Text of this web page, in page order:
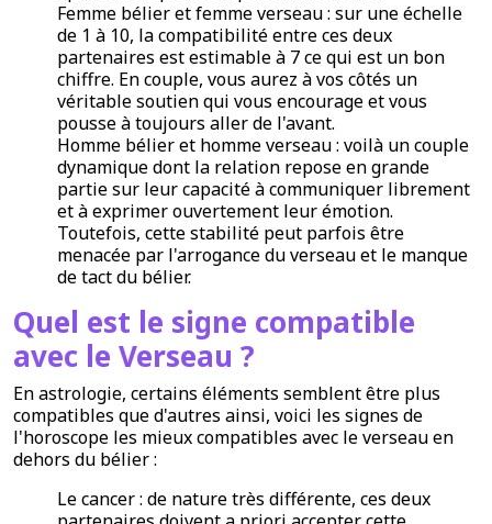
Femme bélier et femme verseau : sur une échelle
de 1 à 10, la compatibilité entre ces deux
partenaires est estimable à 7 ce qui est un bon
chiffre. En couple, vous aurez à vos côtés un
véritable soutien qui vous encourage et vous
pousse à toujours aller de l'avant.
Homme bélier et homme verseau : voilà un couple
dynamique dont la relation repose en grande
partie sur leur capacité à communiquer librement
et à exprimer ouvertement leur émotion.
Toutefois, cette stabilité peut parfois être
menacée par l'arrogance du verseau et le manque
de tact du bélier.
Quel est le signe compatible
avec le Verseau ?
En astrologie, certains éléments semblent être plus
compatibles que d'autres ainsi, voici les signes de
l'horoscope les mieux compatibles avec le verseau en
dehors du bélier :
Le cancer : de nature très différente, ces deux